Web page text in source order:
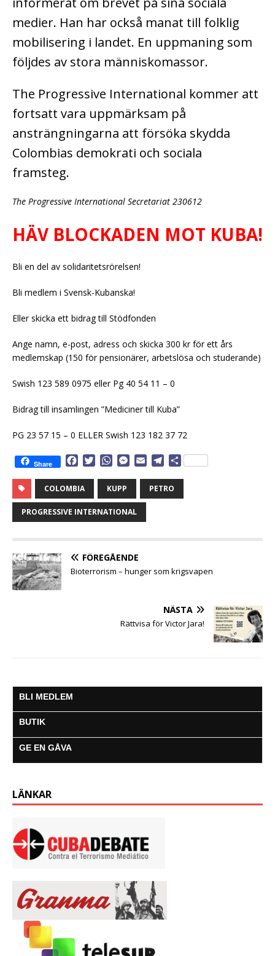
medier. Han har också manat till folklig
mobilisering i landet. En uppmaning som
följdes av stora människomassor.
The Progressive International kommer att
fortsatt vara uppmärksam på
ansträngningarna att försöka skydda
Colombias demokrati och sociala
framsteg.
The Progressive International Secretariat 230612
HÄV BLOCKADEN MOT KUBA!
Bli en del av solidaritetsrörelsen!
Bli medlem i Svensk-Kubanska!
Eller skicka ett bidrag till Stödfonden
Ange namn, e-post, adress och skicka 300 kr för ett års
medlemskap (150 för pensionärer, arbetslösa och studerande)
Swish 123 589 0975 eller Pg 40 54 11 – 0
Bidrag till insamlingen ”Mediciner till Kuba”
PG 23 57 15 – 0 ELLER Swish 123 182 37 72
Share
c
e
b
o
t
t
e
W
a
t
s
A
M
s
e
n
r
a
i
l
e
D
a
COLOMBIA KUPP PETRO
PROGRESSIVE INTERNATIONAL
FÖREGÅENDE
Bioterrorism – hunger som krigsvapen
NÄSTA
Rättvisa för Victor Jara!
BLI MEDLEM
BUTIK
GE EN GÅVA
LÄNKAR